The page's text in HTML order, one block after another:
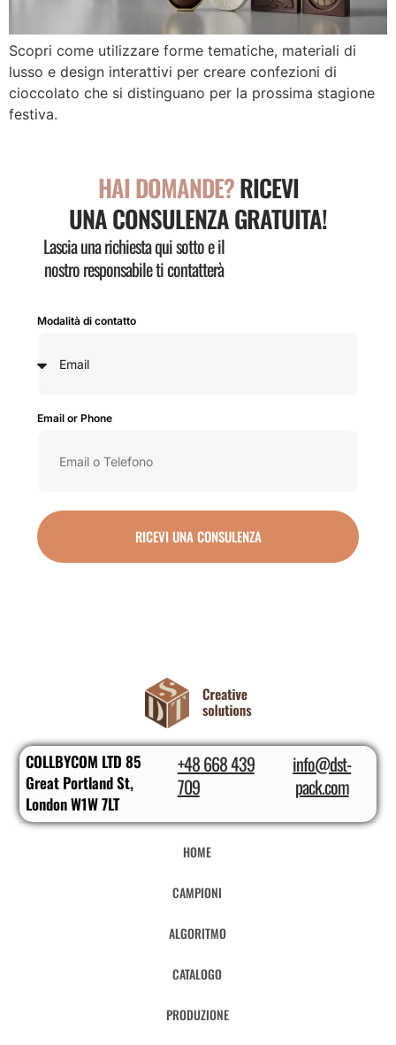
Scopri come utilizzare forme tematiche, materiali di
lusso e design interattivi per creare confezioni di
cioccolato che si distinguano per la prossima stagione
festiva.
HAI DOMANDE?RICEVI
UNA CONSULENZA GRATUITA!
Lascia una richiesta qui sotto e il
nostro responsabile ti contatterà
Modalità di contatto
Email or Phone
RICEVI UNA CONSULENZA
COLLBYCOM LTD 85
Great Portland St,
London W1W 7LT
+48 668 439
709
info@dst-
pack.com
HOME
CAMPIONI
ALGORITMO
CATALOGO
PRODUZIONE